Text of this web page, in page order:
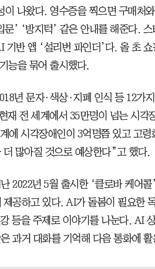
이 나왔다. 영수증을 찍으면 구매처
문’ ‘방지턱’ 같은 안내를 해준다.
기반 앱 ‘설리번 파인더’다. 올 초
능을 묶어 출시했다.
년 문자·색상·지폐 인식 등 12가
재 전 세계에서 35만명이 넘는 시각
에 시각장애인이 3억명쯤 있고 고
더 많아질 것으로 예상한다”고 했다.
2022년 5월 출시한 ‘클로바 케어
제공하고 있다. AI가 돌봄이 필요한
등을 주제로 이야기를 나눈다. AI
과거 대화를 기억해 다음 통화에 활